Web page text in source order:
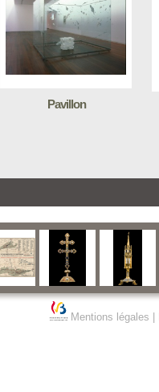
Pavillon
Mentions légales